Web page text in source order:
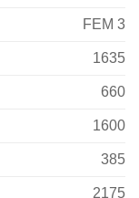
FEM 3
1635
660
1600
385
2175